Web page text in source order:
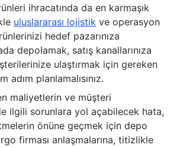
ihracatında da en karmaşık
uluslararası lojistik ve operasyon
hedef pazarınıza
depolamak, satış kanallarınıza
ulaştırmak için gereken
adım planlamalısınız.
maliyetlerin ve müşteri
ilgili sorunlara yol açabilecek hata,
önüne geçmek için depo
firması anlaşmalarına, titizlikle